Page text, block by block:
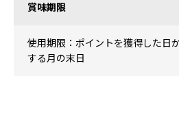
賞味期限
使用期限：ポイントを獲得した日
する月の末日